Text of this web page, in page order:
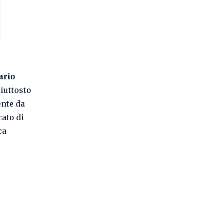
da
di